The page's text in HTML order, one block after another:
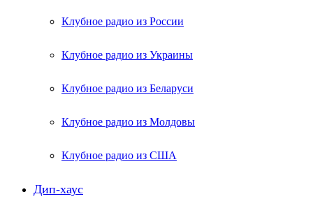
Клубное радио из России
Клубное радио из Украины
Клубное радио из Беларуси
Клубное радио из Молдовы
Клубное радио из США
Дип-хаус